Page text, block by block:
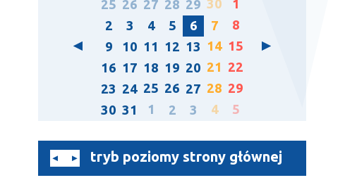
25 26 27 28 29 30
1
2
3 4 5 6 7
8
9
10 11 12 13 14 15
16 17 18 19 20 21 22
23 24 25 26 27 28 29
30 31 1 2 3 4 5
tryb poziomy strony głównej